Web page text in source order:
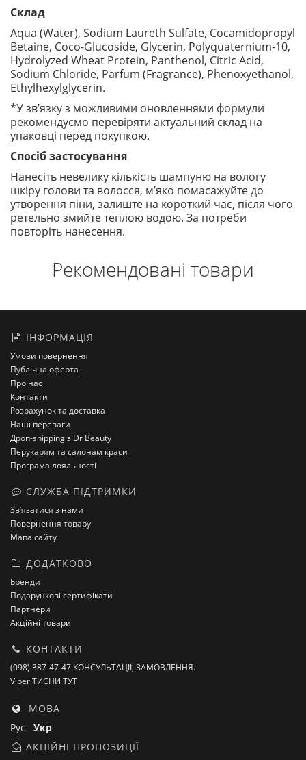
Склад
Aqua (Water), Sodium Laureth Sulfate, Cocamidopropyl
Betaine, Coco-Glucoside, Glycerin, Polyquaternium-10,
Hydrolyzed Wheat Protein, Panthenol, Citric Acid,
Sodium Chloride, Parfum (Fragrance), Phenoxyethanol,
Ethylhexylglycerin.
*У зв’язку з можливими оновленнями формули
рекомендуємо перевіряти актуальний склад на
упаковці перед покупкою.
Спосіб застосування
Нанесіть невелику кількість шампуню на вологу
шкіру голови та волосся, м’яко помасажуйте до
утворення піни, залиште на короткий час, після чого
ретельно змийте теплою водою. За потреби
повторіть нанесення.
Рекомендовані товари
ІНФОРМАЦІЯ
Умови повернення
Публічна оферта
Про нас
Контакти
Розрахунок та доставка
Наші переваги
Дроп-shipping з Dr Beauty
Перукарям та салонам краси
Програма лояльності
СЛУЖБА ПІДТРИМКИ
Зв’язатися з нами
Повернення товару
Мапа сайту
ДОДАТКОВО
Бренди
Подарункові сертифікати
Партнери
Акційні товари
КОНТАКТИ
(098) 387-47-47 КОНСУЛЬТАЦІЇ, ЗАМОВЛЕННЯ.
Viber ТИСНИ ТУТ
МОВА
Рус Укр
АКЦІЙНІ ПРОПОЗИЦІЇ